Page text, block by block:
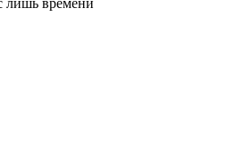
лишь времени